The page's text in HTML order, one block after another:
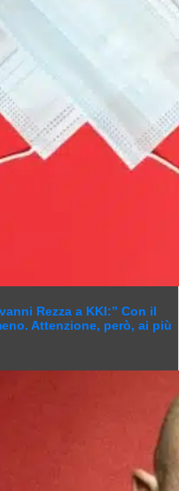
Rezza a KKI:” Con il
Attenzione, però, ai più